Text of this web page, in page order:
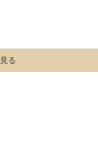
る
る
る
る
る
る
All rights Reserved.